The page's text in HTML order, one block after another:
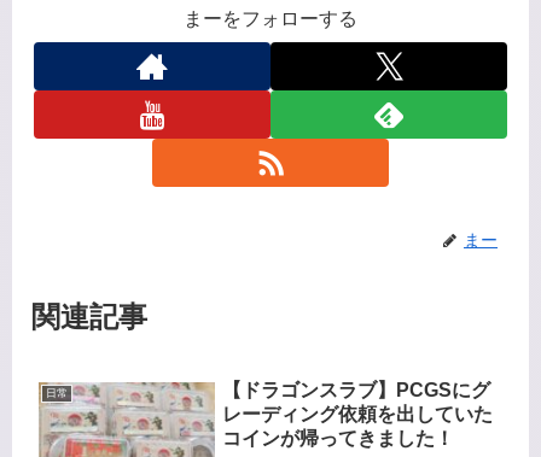
まーをフォローする
まー
関連記事
日常
【ドラゴンスラブ】PCGSにグ
レーディング依頼を出していた
コインが帰ってきました！